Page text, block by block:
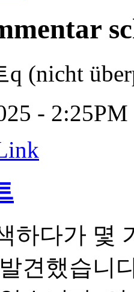
(nicht
- 2:25PM
하다가 몇
견했습니